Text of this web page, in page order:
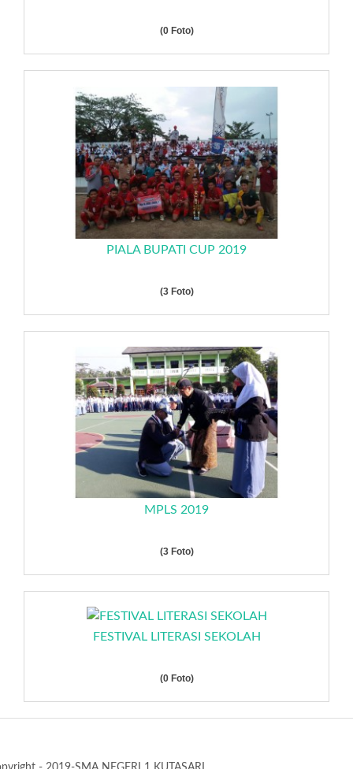
(0 Foto)
PIALA BUPATI CUP 2019
(3 Foto)
MPLS 2019
(3 Foto)
FESTIVAL LITERASI SEKOLAH
(0 Foto)